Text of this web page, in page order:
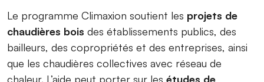
Le programme Climaxion soutient les projets de
chaudières bois des établissements publics, des
bailleurs, des copropriétés et des entreprises, ainsi
que les chaudières collectives avec réseau de
chaleur. L’aide peut porter sur les études de